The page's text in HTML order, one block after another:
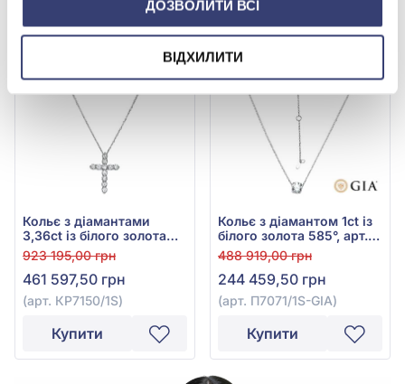
ДОЗВОЛИТИ ВСІ
ВІДХИЛИТИ
-50%
Кольє з діамантами
3,36ct із білого золота
585°, арт. КР7150/1S
923 195,00 грн
461 597,50 грн
(арт. КР7150/1S)
Купити
-50%
Кольє з діамантом 1ct із
білого золота 585°, арт.
П7071/1S-GIA
488 919,00 грн
244 459,50 грн
(арт. П7071/1S-GIA)
Купити